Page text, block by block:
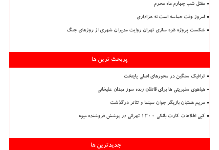
مقتل شب چهارم ماه محرم
امروز وقت حماسه است نه عزاداری
شکست پروژه غزه سازی تهران روایت مدیران شهری از روزهای جنگ
پربحث ترین ها
ترافیک سنگین در محورهای اصلی پایتخت
هیاهوی سلبریتی ها برای قاتلان زنده سوز میدان علیخانی
مریم همتیان بازیگر جوان سینما و تئاتر درگذشت
کپی اطلاعات کارت بانکی ۱۲۰۰ تهرانی در پوشش فروشنده میوه
جدیدترین ها